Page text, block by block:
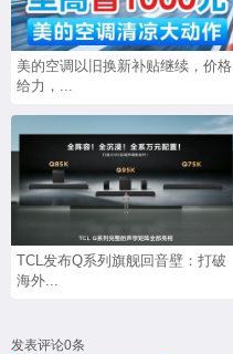
美的空调以旧换新补贴继续，价格
给力，...
TCL发布Q系列旗舰回音壁：打破
海外...
发表评论0条